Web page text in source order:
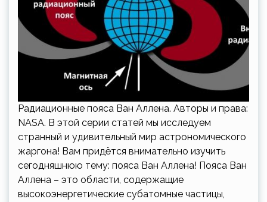
Радиационные пояса Ван Аллена. Авторы и права:
NASA. В этой серии статей мы исследуем
странный и удивительный мир астрономического
жаргона! Вам придётся внимательно изучить
сегодняшнюю тему: пояса Ван Аллена! Пояса Ван
Аллена – это области, содержащие
высокоэнергетические субатомные частицы,